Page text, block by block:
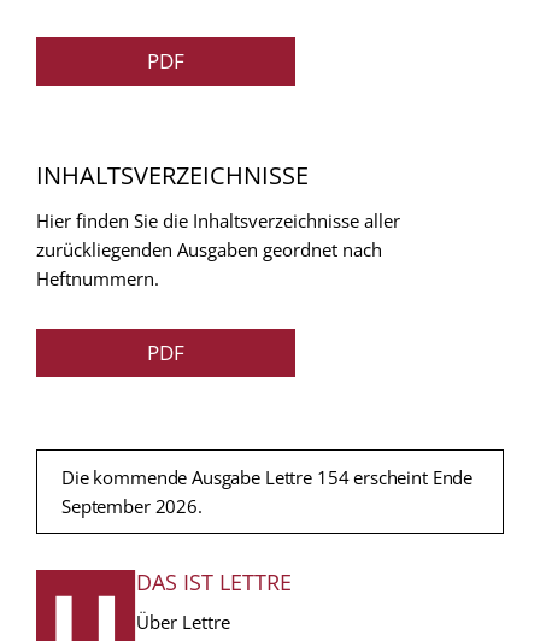
PDF
INHALTSVERZEICHNISSE
Hier finden Sie die Inhaltsverzeichnisse aller
zurückliegenden Ausgaben geordnet nach
Heftnummern.
PDF
Die kommende Ausgabe Lettre 154 erscheint Ende
September 2026.
FUSSZEILE
DAS IST LETTRE
Über Lettre